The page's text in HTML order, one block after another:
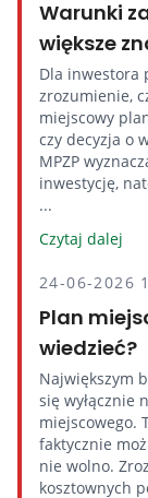
Warunki
większe
Dla inwestora
zrozumienie,
miejscowy
czy decyzja o
MPZP
inwestycję,
...
Czytaj dalej
24-06-2026
Plan
wiedzieć?
Największym
się wyłącznie
miejscowego.
faktycznie
nie wolno.
kosztownych